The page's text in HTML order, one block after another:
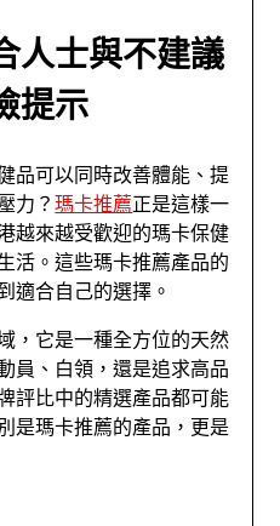
人士與不建議
提示
品可以同時改善體能、提
力？瑪卡推薦正是這樣一
越來越受歡迎的瑪卡保健
活。這些瑪卡推薦產品的
適合自己的選擇。
，它是一種全方位的天然
員、白領，還是追求高品
評比中的精選產品都可能
是瑪卡推薦的產品，更是